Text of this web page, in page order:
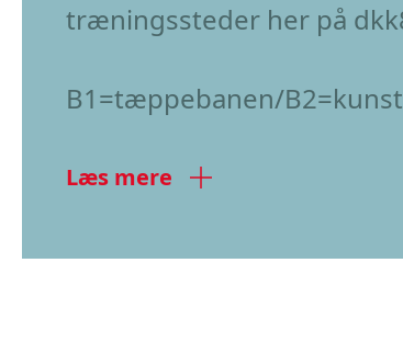
træningssteder her på
B1=tæppebanen/
Læs mere